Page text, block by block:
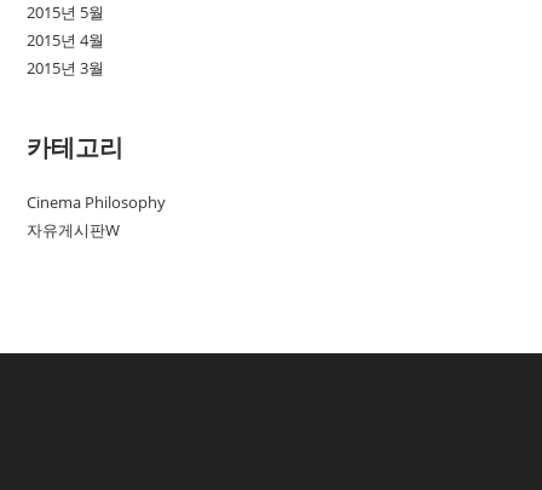
2015년 5월
2015년 4월
2015년 3월
카테고리
Cinema Philosophy
자유게시판W